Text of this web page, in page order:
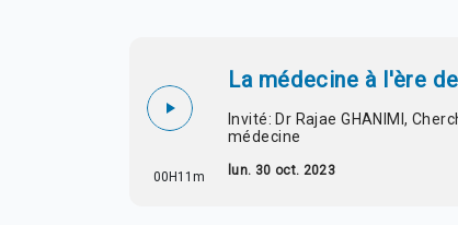
00H11m
La médecine à l'ère
Invité: Dr Rajae GHANIMI,
médecine
lun. 30 oct. 2023